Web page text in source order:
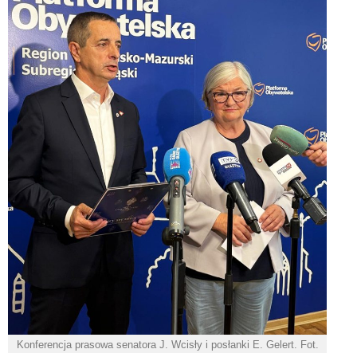
Konferencja prasowa senatora J. Wcisły i posłanki E. Gelert. Fot.